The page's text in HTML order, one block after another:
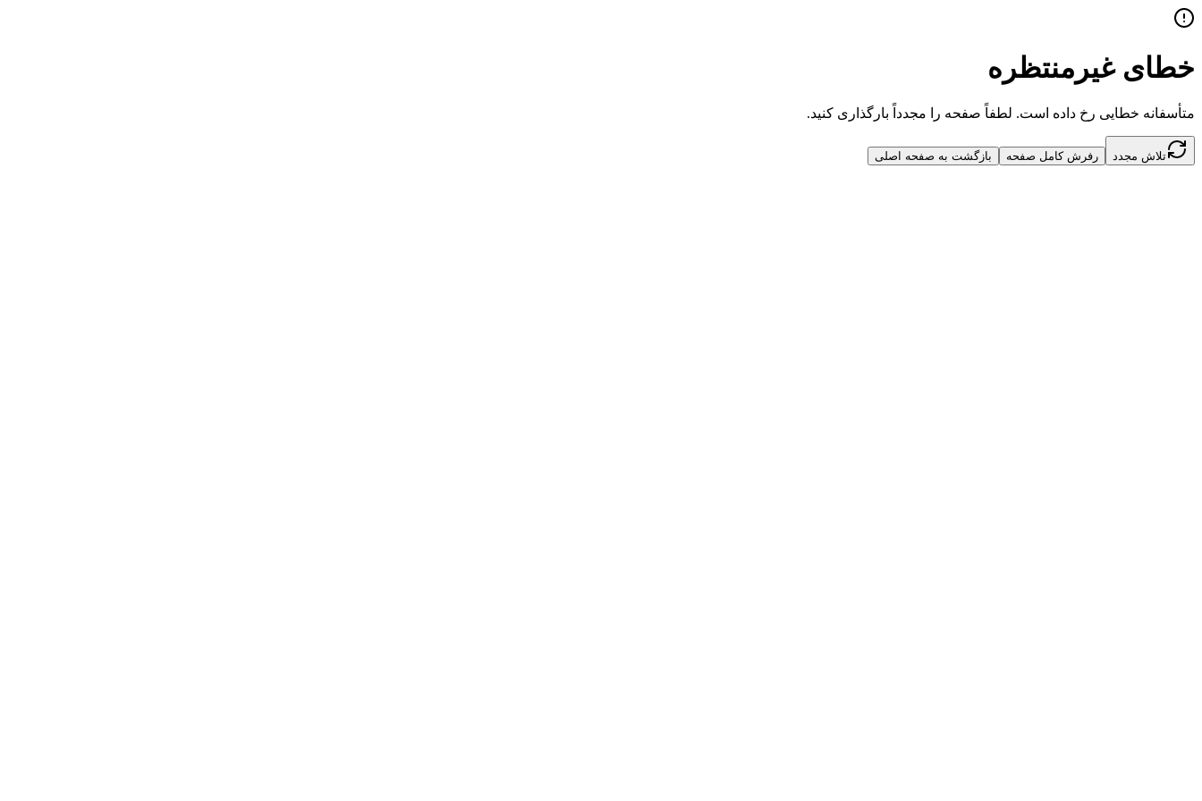
خطای غیرمنتظره
متأسفانه خطایی رخ داده است. لطفاً صفحه را مجدداً بارگذاری کنید.
تلاش مجدد رفرش کامل صفحه بازگشت به صفحه اصلی